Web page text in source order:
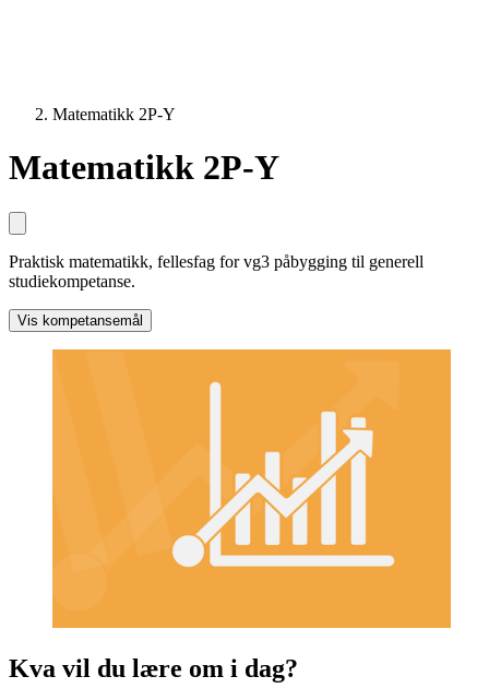
Matematikk 2P-Y
Matematikk 2P-Y
Praktisk matematikk, fellesfag for vg3 påbygging til generell
studiekompetanse.
Vis kompetansemål
Kva vil du lære om i dag?